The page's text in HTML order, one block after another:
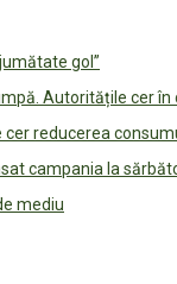
gol”
Autoritățile cer
reducerea
campania la
mediu